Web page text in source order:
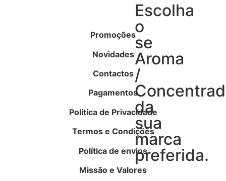
Escolha
o
se
Aroma
/
da
sua
marca
preferida.
Promoções
Novidades
Contactos
Pagamentos
Política de Privacidade
Termos e Condições
Política de envios
Missão e Valores